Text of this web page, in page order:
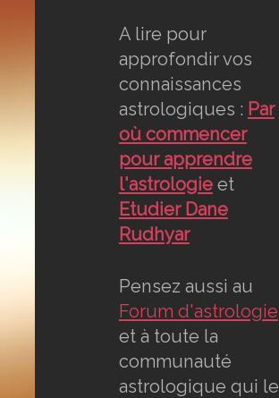
A lire pour
approfondir vos
connaissances
astrologiques : Par
où commencer
pour apprendre
l'astrologieet
Etudier Dane
Rudhyar
Pensez aussi au
Forum d'astrologie
et à toute la
communauté
astrologique qui le